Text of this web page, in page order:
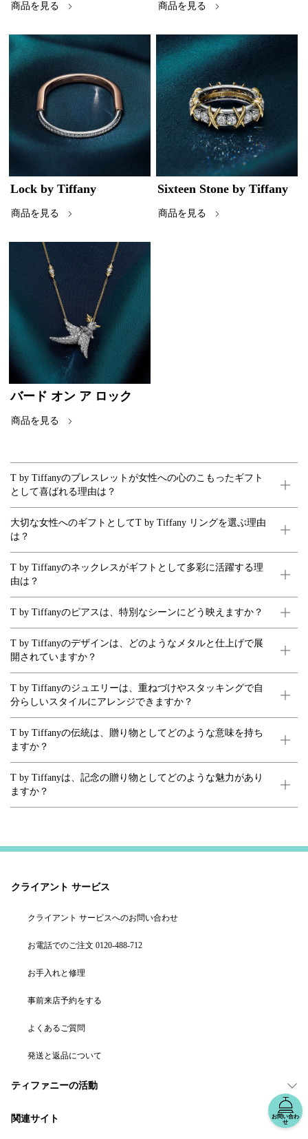
商品を見る 商品を見る
Lock by Tiffany
商品を見る
Sixteen Stone by Tiffany
商品を見る
バード オン ア ロック
商品を見る
T by Tiffanyのブレスレットが女性への心のこもったギフト
として喜ばれる理由は？
大切な女性へのギフトとしてT by Tiffany リングを選ぶ理由
は？
T by Tiffanyのネックレスがギフトとして多彩に活躍する理
由は？
T by Tiffanyのピアスは、特別なシーンにどう映えますか？
T by Tiffanyのデザインは、どのようなメタルと仕上げで展
開されていますか？
T by Tiffanyのジュエリーは、重ねづけやスタッキングで自
分らしいスタイルにアレンジできますか？
T by Tiffanyの伝統は、贈り物としてどのような意味を持ち
ますか？
T by Tiffanyは、記念の贈り物としてどのような魅力があり
ますか？
お問い合わ
せ
クライアント サービス
クライアント サービスへのお問い合わせ
お電話でのご注文 0120-488-712
お手入れと修理
事前来店予約をする
よくあるご質問
発送と返品について
ティファニーの活動
関連サイト